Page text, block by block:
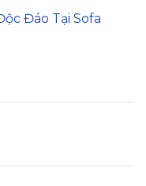
Đáo Tại Sofa